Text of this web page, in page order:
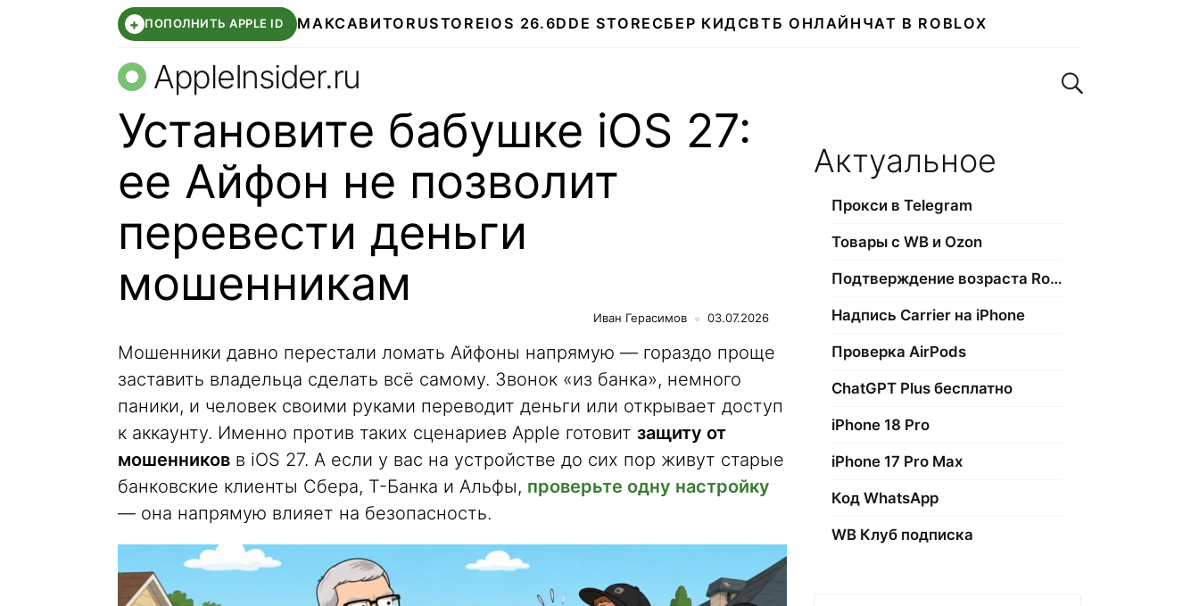
+ ПОПОЛНИТЬ APPLE ID МАКСАВИТО RUSTOREIOS 26.6DDE STORE СБЕР КИДСВТБ ОНЛАЙН ЧАТ В ROBLOX
AppleInsider.ru Поиск по сайту
Установите бабушке iOS 27:
ее Айфон не позволит
перевести деньги
мошенникам
Иван Герасимов 03.07.2026
Мошенники давно перестали ломать Айфоны напрямую — гораздо проще
заставить владельца сделать всё самому. Звонок «из банка», немного
паники, и человек своими руками переводит деньги или открывает доступ
к аккаунту. Именно против таких сценариев Apple готовит защиту от
мошенников в iOS 27. А если у вас на устройстве до сих пор живут старые
банковские клиенты Сбера, Т-Банка и Альфы, проверьте одну настройку
— она напрямую влияет на безопасность.
Актуальное
Прокси в Telegram
Товары с WB и Ozon
Подтверждение возраста Roblox
Надпись Carrier на iPhone
Проверка AirPods
ChatGPT Plus бесплатно
iPhone 18 Pro
iPhone 17 Pro Max
Код WhatsApp
WB Клуб подписка